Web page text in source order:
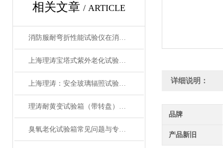
相关文章 / ARTICLE
消防服耐弯折性能试验仪在消防服热防护性能衰减评估中的应用
上海理涛宝塔式紫外老化试验箱：性能稳定，科研与生产的理想选择
上海理涛：安全玻璃辐照试验箱，精准检测确保品质
理涛耐黄变试验箱（带转盘）操作规程 检测数据精准 符合测试标准
臭氧老化试验箱常见问题与专业解决方案汇总
详细说明：
品牌
产品新旧